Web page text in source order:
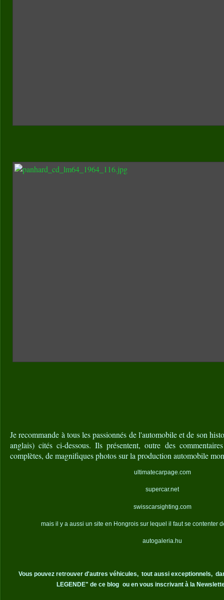
Je recommande à tous les passionnés de l'automobile et de son
anglais) cités ci-dessous. Ils présentent, outre des
complètes, de magnifiques photos sur la production automobile
ultimatecarpage.com
supercar.net
swisscarsighting.com
mais il y a aussi un site en Hongrois sur lequel il faut se contenter
autogaleria.hu
Vous pouvez retrouver d'autres véhicules, tout aussi exceptionnels,
LEGENDE" de ce blog ou en vous inscrivant à la